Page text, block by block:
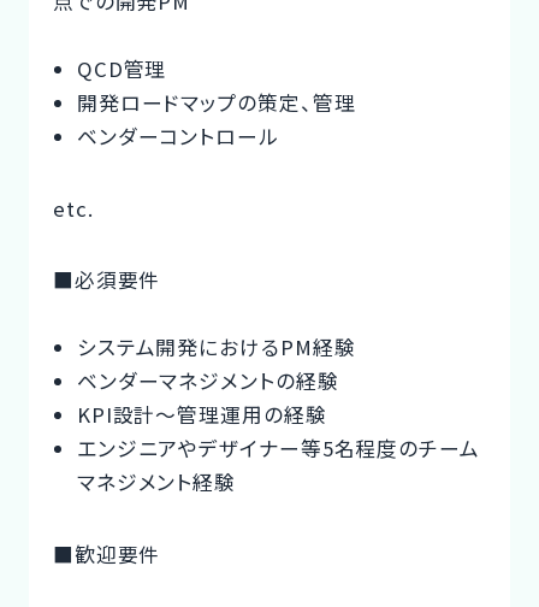
QCD管理
開発ロードマップの策定、管理
ベンダーコントロール
etc.
■必須要件
システム開発におけるPM経験
ベンダーマネジメントの経験
KPI設計〜管理運用の経験
エンジニアやデザイナー等5名程度のチーム
マネジメント経験
■歓迎要件